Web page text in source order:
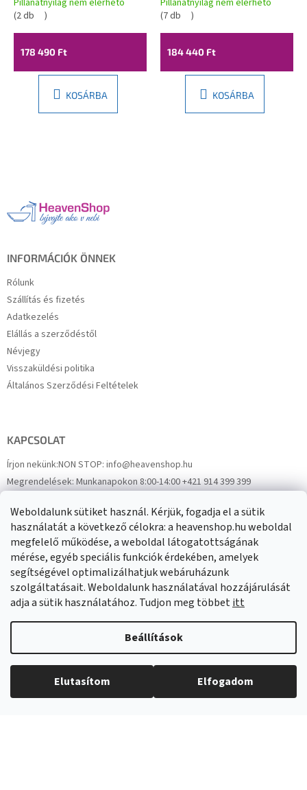
Weboldalunk sütiket használ. Kérjük, fogadja el a sütik
használatát a következő célokra: a heavenshop.hu weboldal
megfelelő működése, a weboldal látogatottságának
mérése, egyéb speciális funkciók érdekében, amelyek
segítségével optimalizálhatjuk webáruházunk
szolgáltatásait. Weboldalunk használatával hozzájárulását
adja a sütik használatához. Tudjon meg többetitt
Beállítások
Elutasítom Elfogadom
átlátszó üveg, 825-150-
070-01-00
Pillanatnyilag nem elérhető
(2 db )
178 490 Ft
KOSÁRBA
szürke üveg, 825-150-
070-01-40
Pillanatnyilag nem elérhető
(7 db )
184 440 Ft
KOSÁRBA
INFORMÁCIÓK ÖNNEK
Rólunk
Szállítás és fizetés
Adatkezelés
Elállás a szerződéstől
Névjegy
Visszaküldési politika
Általános Szerződési Feltételek
KAPCSOLAT
Írjon nekünk:NON STOP: info@heavenshop.hu
Megrendelések:Munkanapokon 8:00-14:00 +421 914 399 399
FacebookHeavenShop.sk
Eredményeink